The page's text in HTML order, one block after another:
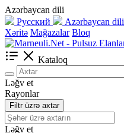
Azərbaycan dili
Русский
Azərbaycan dili
Xəritə Mağazalar Bloq
Kataloq
Ləğv et
Rayonlar
Filtr üzrə axtar
Ləğv et